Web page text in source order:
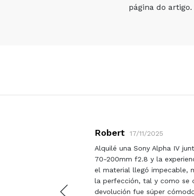
página do artigo.
Robert
17/11/2025
Alquilé una Sony Alpha IV
70-200mm f2.8 y la
el material llegó impecable,
la perfección, tal y como se
devolución fue súper